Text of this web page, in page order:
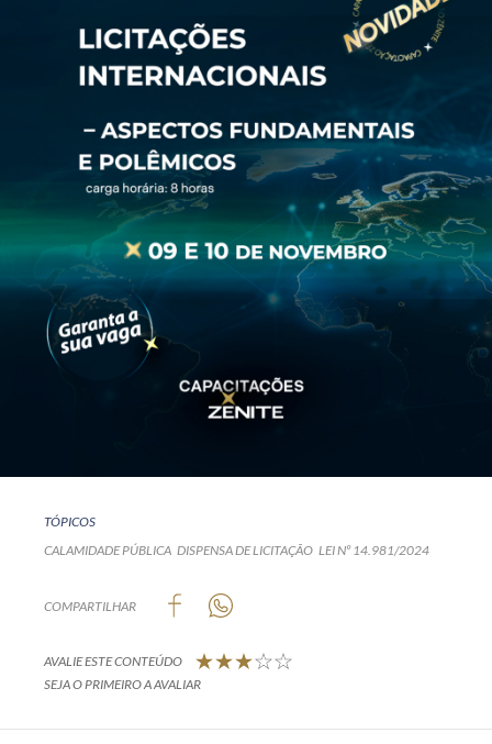
TÓPICOS
CALAMIDADE PÚBLICA DISPENSA DE LICITAÇÃO LEI Nº 14.981/2024
COMPARTILHAR
AVALIE ESTE CONTEÚDO
SEJA O PRIMEIRO A AVALIAR